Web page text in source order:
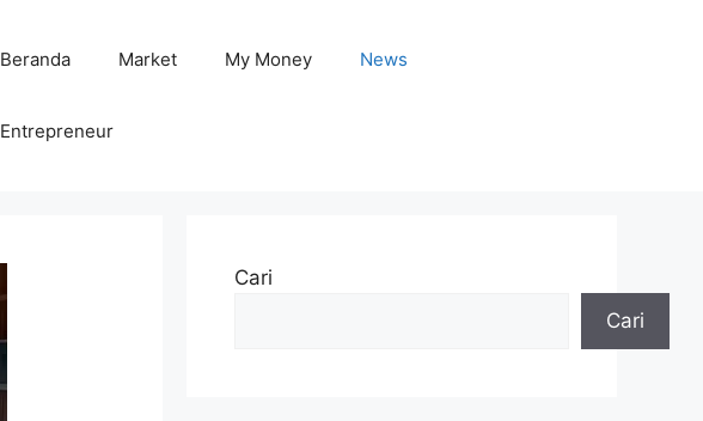
Beranda Market My Money News
Entrepreneur
Cari
Cari